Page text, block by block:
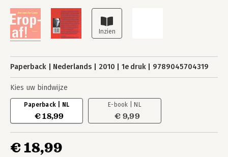
Paperback Nederlands 2010 1e druk 9789045704319
Kies uw bindwijze
Paperback | NL
€ 18,99
E-book | NL
€ 9,99
€ 18,99